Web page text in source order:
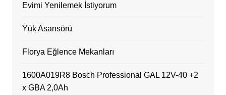
Evimi Yenilemek İstiyorum
Yük Asansörü
Florya Eğlence Mekanları
1600A019R8 Bosch Professional GAL 12V-40 +2
x GBA 2,0Ah